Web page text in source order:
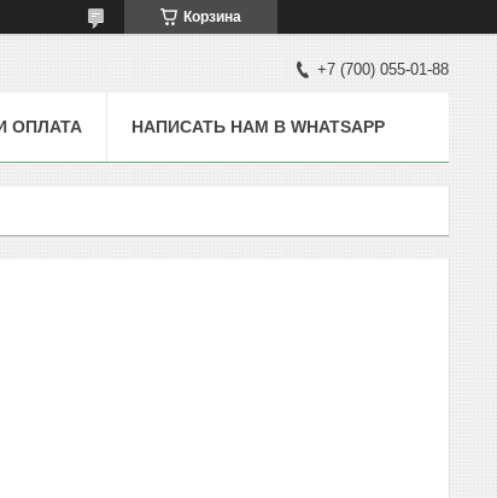
Корзина
+7 (700) 055-01-88
ОПЛАТА НАПИСАТЬ НАМ В WHATSAPP